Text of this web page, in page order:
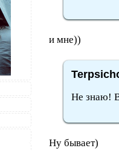
и мне))
Не знаю!
Ну бывает)